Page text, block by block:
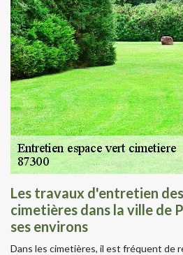
Les travaux d'entretien
cimetières dans la ville de
ses environs
Dans les cimetières, il est fréquent de